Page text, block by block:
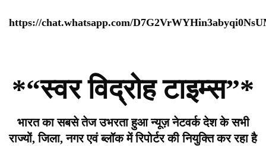
https://chat.whatsapp.com/
*“स्वर विद्रोह टाइम्स”*
भारत का सबसे तेज उभरता हुआ न्यूज़ नेटवर्क देश के सभी
राज्यों, जिला, नगर एवं ब्लॉक में रिपोर्टर की नियुक्ति कर रहा है